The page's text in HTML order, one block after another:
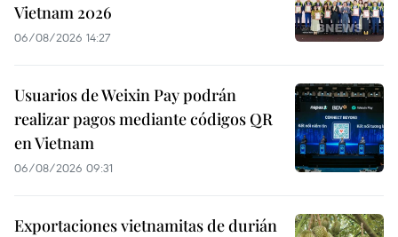
Vietnam 2026
06/08/2026 14:27
Usuarios de Weixin Pay podrán
realizar pagos mediante códigos QR
en Vietnam
06/08/2026 09:31
Exportaciones vietnamitas de durián